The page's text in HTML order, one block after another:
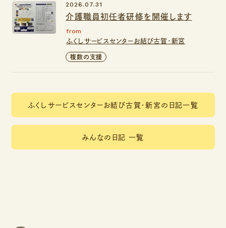
介護職員初任者研修を開催します
2026.07.31
from
ふくしサービスセンターお結び古賀・新宮
複数の支援
ふくしサービスセンターお結び古賀・新宮の日記一覧
みんなの日記 一覧